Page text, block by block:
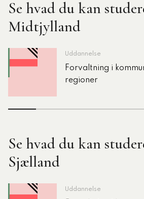
Se hvad du kan
Midtjylland
Uddannelse
Forvaltning i
regioner
Se hvad du kan
Sjælland
Uddannelse